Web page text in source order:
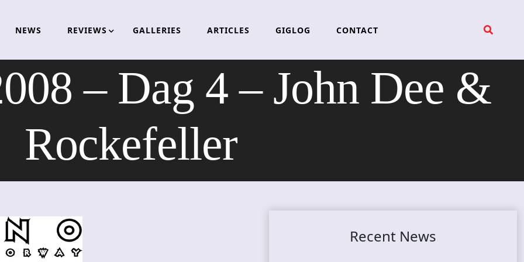
NEWS REVIEWS GALLERIES ARTICLES GIGLOG CONTACT
– Dag 4 – John Dee &
Rockefeller
Recent News